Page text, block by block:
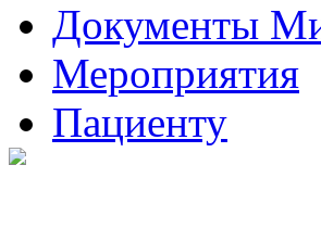
Документы
Мероприятия
Пациенту